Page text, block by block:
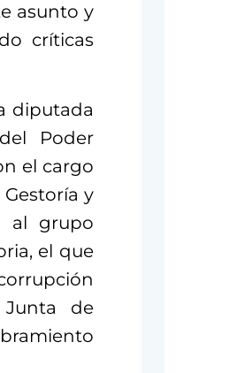
asunto y
críticas
diputada
Poder
el cargo
y
al grupo
el que
de